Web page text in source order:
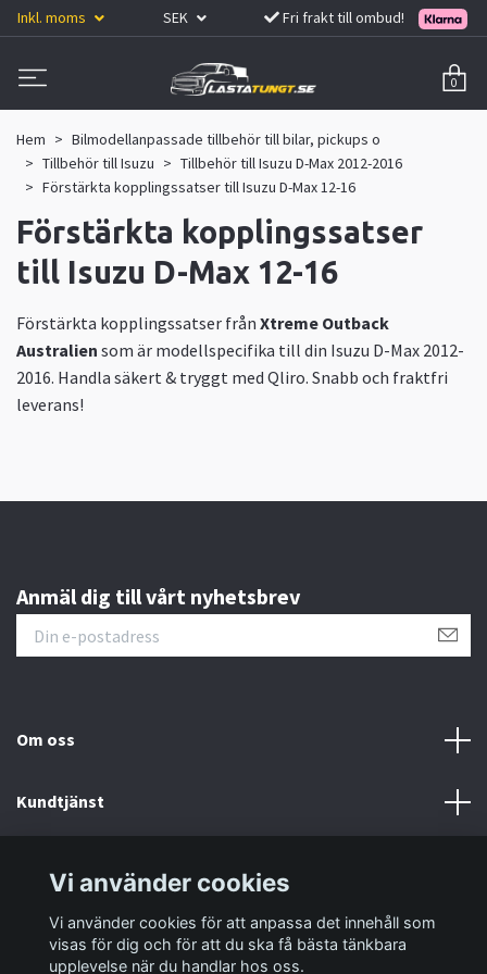
Inkl. moms SEK Fri frakt till ombud!
0
Hem
Bilmodellanpassade tillbehör till bilar, pickups o
Tillbehör till Isuzu
Tillbehör till Isuzu D-Max 2012-2016
Förstärkta kopplingssatser till Isuzu D-Max 12-16
Förstärkta kopplingssatser
till Isuzu D-Max 12-16
Förstärkta kopplingssatser från Xtreme Outback
Australien som är modellspecifika till din Isuzu D-Max 2012-
2016. Handla säkert & tryggt med Qliro. Snabb och fraktfri
leverans!
Anmäl dig till vårt nyhetsbrev
Om oss
Kundtjänst
Sociala medier
Vi använder cookies
Vi använder cookies för att anpassa det innehåll som
visas för dig och för att du ska få bästa tänkbara
upplevelse när du handlar hos oss.